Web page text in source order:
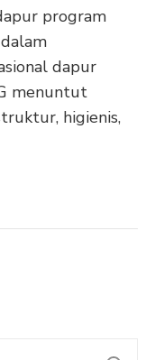
program
dapur
menuntut
higienis,